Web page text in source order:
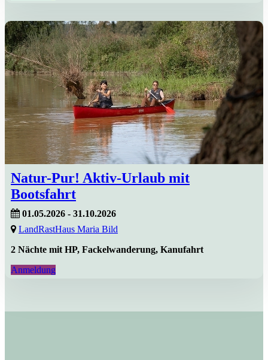
Natur-Pur! Aktiv-Urlaub mit
Bootsfahrt
01.05.2026 - 31.10.2026
LandRastHaus Maria Bild
2 Nächte mit HP, Fackelwanderung, Kanufahrt
Anmeldung